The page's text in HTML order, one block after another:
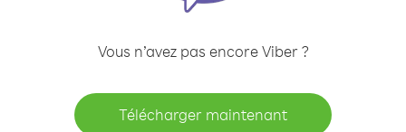
Vous n’avez pas encore Viber ?
Télécharger maintenant